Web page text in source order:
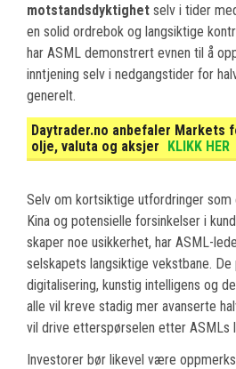
motstandsdyktighet selv i tider
en solid ordrebok og langsiktige
har ASML demonstrert evnen til å
inntjening selv i nedgangstider for
generelt.
Daytrader.no anbefaler Markets
olje, valuta og aksjer KLIKK HER
Selv om kortsiktige utfordringer
Kina og potensielle forsinkelser i
skaper noe usikkerhet, har ASML-
selskapets langsiktige vekstbane.
digitalisering, kunstig intelligens og
alle vil kreve stadig mer avanserte
vil drive etterspørselen etter ASMLs
Investorer bør likevel være